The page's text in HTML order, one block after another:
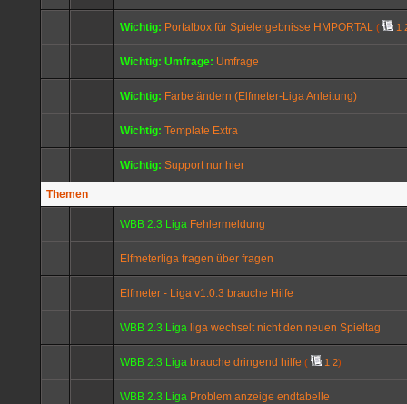
Wichtig: Portalbox für Spielergebnisse HMPORTAL ( 1
Wichtig: Umfrage: Umfrage
Wichtig: Farbe ändern (Elfmeter-Liga Anleitung)
Wichtig: Template Extra
Wichtig: Support nur hier
Themen
WBB 2.3 Liga Fehlermeldung
Elfmeterliga fragen über fragen
Elfmeter - Liga v1.0.3 brauche Hilfe
WBB 2.3 Liga liga wechselt nicht den neuen Spieltag
WBB 2.3 Liga brauche dringend hilfe ( 1 2)
WBB 2.3 Liga Problem anzeige endtabelle